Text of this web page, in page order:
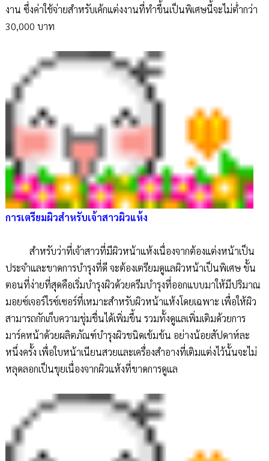
งาน ซึ่งค่าใช้จ่ายสำหรับเค้กแต่งงานที่ทำขึ้นเป็นพิเศษนี้จะไม่ต่ำกว่า
30,000 บาท
การเตรียมผิวสำหรับเจ้าสาวผิวแห้ง
สำหรับว่าที่เจ้าสาวที่มีผิวหน้าแห้งเนื่องจากต้องแต่งหน้าเป็น
ประจำและขาดการบำรุงที่ดี จะต้องเตรียมดูแลผิวหน้าเป็นพิเศษ ขั้น
ตอนที่ง่ายที่สุดคือเริ่มบำรุงผิวด้วยครีมบำรุงที่ออกแบบมาให้มีปริมาณ
มอยซ์เจอร์ไรซ์เซอร์ที่เหมาะสำหรับผิวหน้าแห้งโดยเฉพาะ เพื่อให้ผิว
สามารถกักเก็บความชุ่มชื่นได้เพิ่มขึ้น รวมทั้งดูแลเพิ่มเติมด้วยการ
มาร์คหน้าด้วยผลิตภัณฑ์บำรุงผิวชนิดเข้มข้น อย่างน้อยสัปดาห์ละ
หนึ่งครั้ง เพื่อใบหน้าเนียนสวยและเครื่องสำอางที่เติมแต่งไว้นั้นจะไม่
หลุดลอกเป็นขุยเนื่องจากผิวแห้งที่ขาดการดูแล